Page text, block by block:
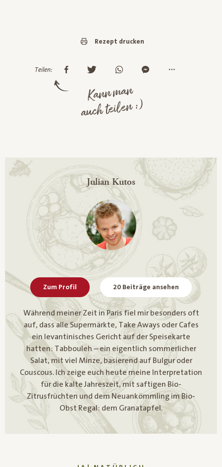
Rezept drucken
Teilen:
Kann man
auch teilen :)
Julian Kutos
Zum Profil 20 Beiträge ansehen
Während meiner Zeit in Paris fiel mir besonders oft
auf, dass alle Supermärkte, Take Aways oder Cafes
ein levantinisches Gericht auf der Speisekarte
hatten: Tabbouleh – ein eigentlich sommerlicher
Salat, mit viel Minze, basierend auf Bulgur oder
Couscous. Ich zeige euch heute meine Interpretation
für die kalte Jahreszeit, mit saftigen Bio-
Zitrusfrüchten und dem Neuankömmling im Bio-
Obst Regal: dem Granatapfel.